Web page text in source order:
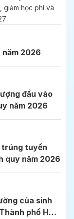
giảm học phí và
2026
năm 2026
trúng tuyển
quy năm 2026
của sinh
phố Hồ